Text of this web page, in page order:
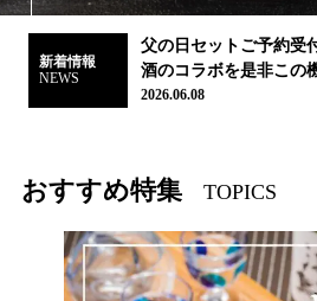
新着情報
NEWS
父の日セットご予約受
酒のコラボを是非この
2026.06.08
おすすめ特集 TOPICS